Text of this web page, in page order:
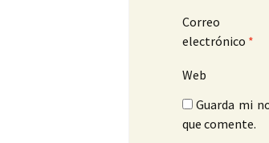
Correo
electrónico *
Web
Guarda mi
que comente.